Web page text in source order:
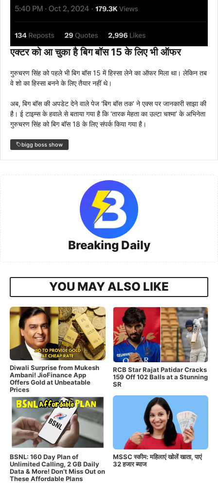
एक्टर को आ चुका है बिग बॉस 15 के लिए भी ऑफर
गुरुचरण सिंह को पहले भी बिग बॉस 15 में हिस्सा लेने का ऑफर मिला था। लेकिन तब
वे शो का हिस्सा बनने के लिए तैयार नहीं थे।
अब, बिग बॉस की अपडेट देने वाले पेज ‘बिग बॉस तक’ ने एक्स पर जानकारी साझा की
है। ई टाइम्स के हवाले से बताया गया है कि ‘तारक मेहता का उल्टा चश्मा’ के अभिनेता
गुरुचरण सिंह को बिग बॉस 18 के लिए संपर्क किया गया है।
bigg boss show
Breaking Daily
YOU MAY ALSO LIKE
Diwali Surprise from Mukesh
Ambani! JioFinance App
Offers Gold at Unbeatable
Prices
RCB Star Rajat Patidar Cracks
159 Off 102 Balls at a Stunning
SR
BSNL: 160 Day Plan of
Unlimited Calling, 2 GB Daily
Data & More! Don’t Miss Out on
These Affordable Plans
MSSC स्कीम: महिलाएं खोलें खाता, पाएं
32 हजार ब्याज